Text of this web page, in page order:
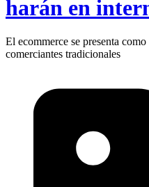
harán en
El ecommerce se presenta
comerciantes tradicionales